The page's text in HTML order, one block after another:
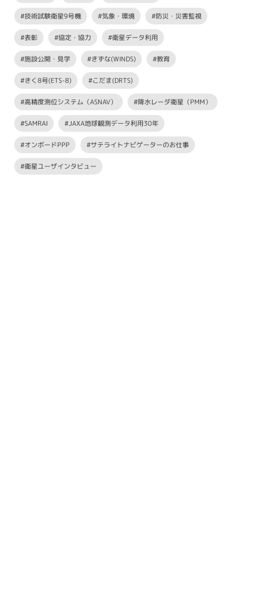
#技術試験衛星9号機 #気象・環境 #防災・災害監視
#表彰 #協定・協力 #衛星データ利用
#施設公開・見学 #きずな(WINDS) #教育
#きく8号(ETS-8) #こだま(DRTS)
#高精度測位システム（ASNAV） #降水レーダ衛星（PMM）
#SAMRAI #JAXA地球観測データ利用30年
#オンボードPPP #サテライトナビゲーターのお仕事
#衛星ユーザインタビュー